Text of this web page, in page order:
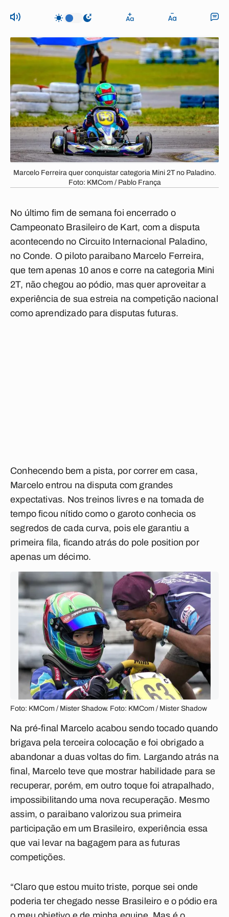
Marcelo Ferreira quer conquistar categoria Mini 2T no Paladino.
Foto: KMCom / Pablo França
No último fim de semana foi encerrado o
Campeonato Brasileiro de Kart, com a disputa
acontecendo no Circuito Internacional Paladino,
no Conde. O piloto paraibano Marcelo Ferreira,
que tem apenas 10 anos e corre na categoria Mini
2T, não chegou ao pódio, mas quer aproveitar a
experiência de sua estreia na competição nacional
como aprendizado para disputas futuras.
Conhecendo bem a pista, por correr em casa,
Marcelo entrou na disputa com grandes
expectativas. Nos treinos livres e na tomada de
tempo ficou nítido como o garoto conhecia os
segredos de cada curva, pois ele garantiu a
primeira fila, ficando atrás do pole position por
apenas um décimo.
Foto: KMCom / Mister Shadow. Foto: KMCom / Mister Shadow
Na pré-final Marcelo acabou sendo tocado quando
brigava pela terceira colocação e foi obrigado a
abandonar a duas voltas do fim. Largando atrás na
final, Marcelo teve que mostrar habilidade para se
recuperar, porém, em outro toque foi atrapalhado,
impossibilitando uma nova recuperação. Mesmo
assim, o paraibano valorizou sua primeira
participação em um Brasileiro, experiência essa
que vai levar na bagagem para as futuras
competições.
“Claro que estou muito triste, porque sei onde
poderia ter chegado nesse Brasileiro e o pódio era